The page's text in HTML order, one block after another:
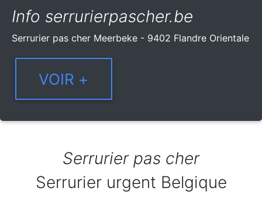
Info serrurierpascher.be
Serrurier pas cher Meerbeke - 9402 Flandre Orientale
Serrurier pas cher
Serrurier urgent Belgique